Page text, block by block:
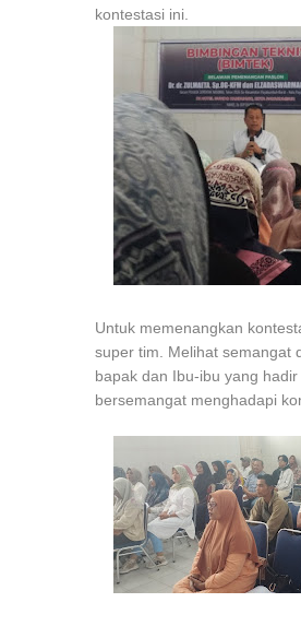
kontestasi ini.
Untuk memenangkan
super tim. Melihat semangat
bapak dan Ibu-ibu yang
bersemangat menghadapi